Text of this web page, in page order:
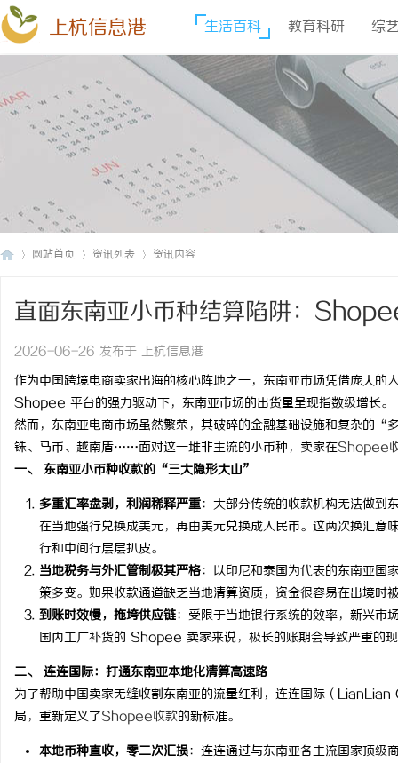
上杭信息港 生活百科 教育科研 综
网站首页 资讯列表 资讯内容
直面东南亚小币种结算陷阱：
关？
2026-06-26 发布于 上杭信息港
作为中国跨境电商卖家出海的核心阵地之一，东南亚市场凭借庞大
Shopee 平台的强力驱动下，东南亚市场的出货量呈现指数级增长。
然而，东南亚电商市场虽然繁荣，其破碎的金融基础设施和复杂的
铢、马币、越南盾……面对这一堆非主流的小币种，卖家在Shopee
一、 东南亚小币种收款的“三大隐形大山”
多重汇率盘剥，利润稀释严重：大部分传统的收款机构无法做
在当地强行兑换成美元，再由美元兑换成人民币。这两次换汇意
行和中间行层层扒皮。
当地税务与外汇管制极其严格：以印尼和泰国为代表的东南亚国
策多变。如果收款通道缺乏当地清算资质，资金很容易在出境时
到账时效慢，拖垮供应链：受限于当地银行系统的效率，新兴市
国内工厂补货的 Shopee 卖家来说，极长的账期会导致严重的
二、 连连国际：打通东南亚本地化清算高速路
为了帮助中国卖家无缝收割东南亚的流量红利，连连国际（
局，重新定义了Shopee收款的新标准。
本地币种直收，零二次汇损：连连通过与东南亚各主流国家顶级